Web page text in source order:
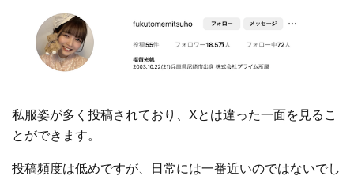
私服姿が多く投稿されており、Xとは違った一面を見るこ
とができます。
投稿頻度は低めですが、日常には一番近いのではないでし